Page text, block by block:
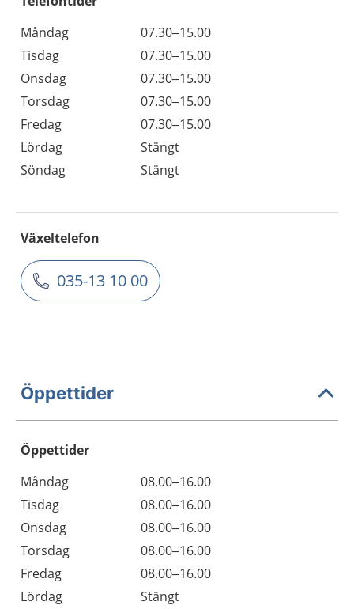
Måndag
07.30–15.00
Tisdag
07.30–15.00
Onsdag
07.30–15.00
Torsdag
07.30–15.00
Fredag
07.30–15.00
Lördag
Stängt
Söndag
Stängt
Växeltelefon
035-13 10 00
Öppettider
Öppettider
Dag
Öppettider
Kommentarer
Måndag
08.00–16.00
Tisdag
08.00–16.00
Onsdag
08.00–16.00
Torsdag
08.00–16.00
Fredag
08.00–16.00
Lördag
Stängt